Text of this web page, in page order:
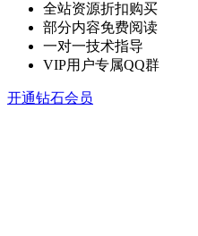
全站资源折扣购买
部分内容免费阅读
一对一技术指导
VIP用户专属QQ群
开通钻石会员